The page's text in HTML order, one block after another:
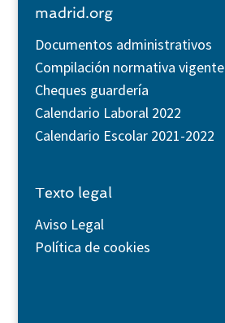
madrid.org
Documentos administrativos
Compilación normativa vigente
Cheques guardería
Calendario Laboral 2022
Calendario Escolar 2021-2022
Texto legal
Aviso Legal
Política de cookies